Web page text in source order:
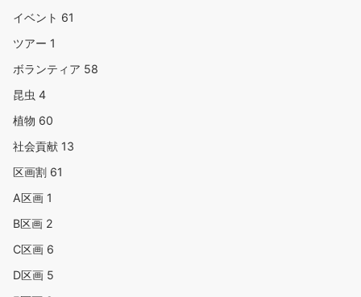
イベント 61
ツアー 1
ボランティア 58
昆虫 4
植物 60
社会貢献 13
区画割 61
A区画 1
B区画 2
C区画 6
D区画 5